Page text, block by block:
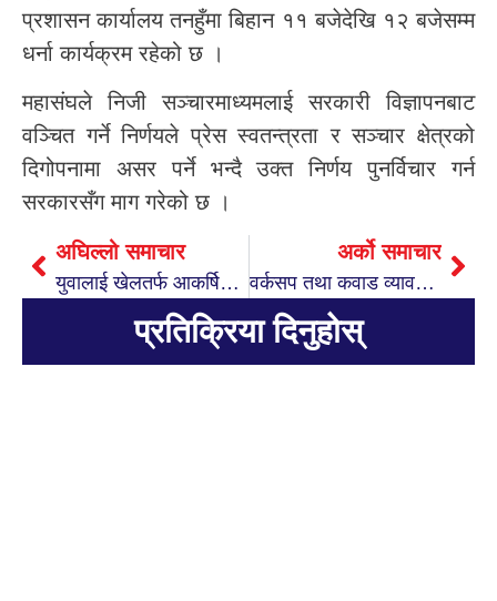
प्रशासन कार्यालय तनहुँमा बिहान ११ बजेदेखि १२ बजेसम्म
धर्ना कार्यक्रम रहेको छ ।
महासंघले निजी सञ्चारमाध्यमलाई सरकारी विज्ञापनबाट
वञ्चित गर्ने निर्णयले प्रेस स्वतन्त्रता र सञ्चार क्षेत्रको
दिगोपनामा असर पर्ने भन्दै उक्त निर्णय पुनर्विचार गर्न
सरकारसँग माग गरेको छ ।
अघिल्लो समाचार
युवालाई खेलतर्फ आकर्षित गर्दै मधुवन सामुदायिक वनः युवालाई खेलकुद सामग्री वितरण
अर्को समाचार
वर्कसप तथा कवाड व्यावसायीहरुसँग प्रहरीको अन्तरक्रिया
प्रतिक्रिया दिनुहोस्